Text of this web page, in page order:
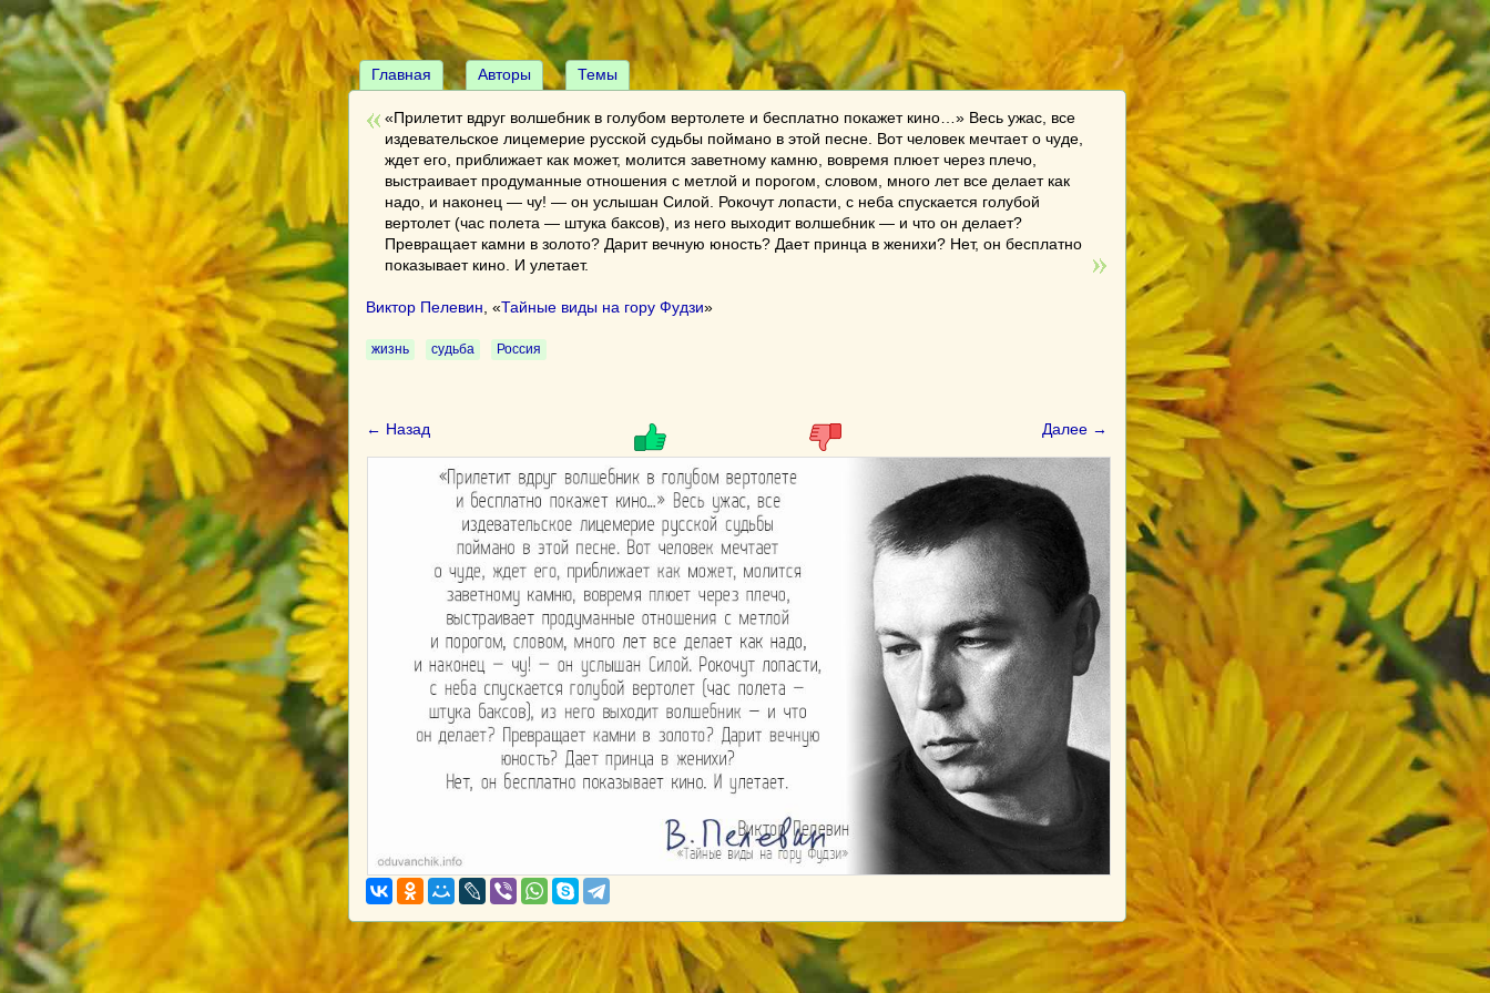
Главная Авторы Темы
«Прилетит вдруг волшебник в голубом вертолете и бесплатно покажет кино…» Весь ужас, все
издевательское лицемерие русской судьбы поймано в этой песне. Вот человек мечтает о чуде,
ждет его, приближает как может, молится заветному камню, вовремя плюет через плечо,
выстраивает продуманные отношения с метлой и порогом, словом, много лет все делает как
надо, и наконец — чу! — он услышан Силой. Рокочут лопасти, с неба спускается голубой
вертолет (час полета — штука баксов), из него выходит волшебник — и что он делает?
Превращает камни в золото? Дарит вечную юность? Дает принца в женихи? Нет, он бесплатно
показывает кино. И улетает.
Виктор Пелевин , «Тайные виды на гору Фудзи»
жизнь судьба Россия
← Назад Далее →